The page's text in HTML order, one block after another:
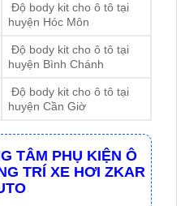
Độ body kit cho ô tô tại
huyện Bình Chánh
Độ body kit cho ô tô tại
huyện Cần Giờ
TÂM PHỤ KIỆN Ô
TRÍ XE HƠI ZKAR
Hotline 1:☎ 0949 60
801 029